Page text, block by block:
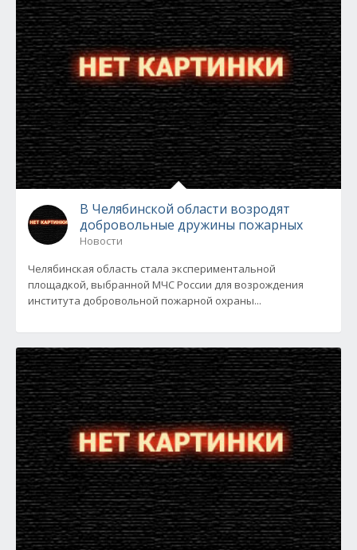
В Челябинской области возродят
добровольные дружины пожарных
Новости
Челябинская область стала экспериментальной
площадкой, выбранной МЧС России для возрождения
института добровольной пожарной охраны...